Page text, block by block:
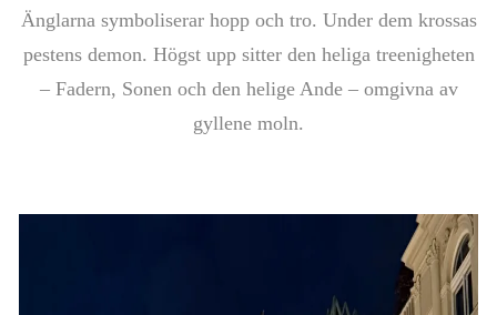
Änglarna symboliserar hopp och tro. Under dem krossas
pestens demon. Högst upp sitter den heliga treenigheten
– Fadern, Sonen och den helige Ande – omgivna av
gyllene moln.